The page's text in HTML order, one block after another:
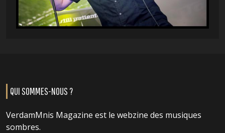
QUI SOMMES-NOUS ?
VerdamMnis Magazine est le webzine des musiques
sombres.